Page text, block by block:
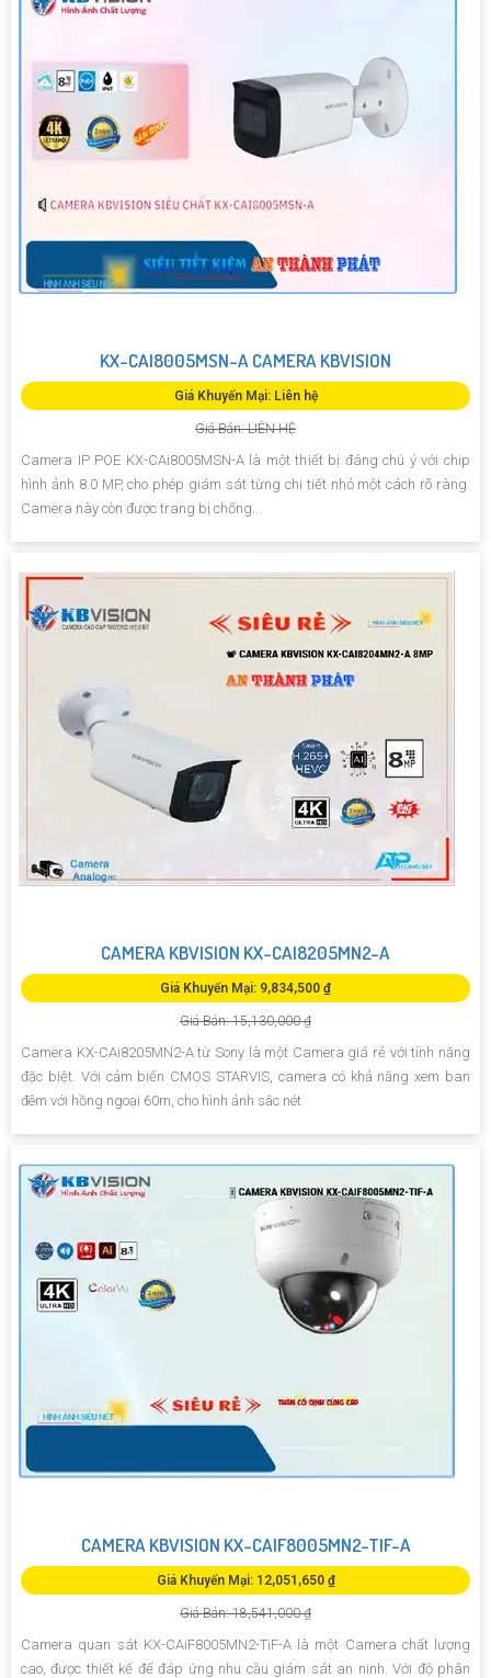
KX-CAI8005MSN-A CAMERA KBVISION
Giá Khuyến Mại: Liên hệ
Giá Bán: LIÊN HỆ
Camera IP POE KX-CAi8005MSN-A là một thiết bị đáng chú ý với chip
hình ảnh 8.0 MP, cho phép giám sát từng chi tiết nhỏ một cách rõ ràng.
Camera này còn được trang bị chống...
CAMERA KBVISION KX-CAI8205MN2-A
Giá Khuyến Mại: 9,834,500 ₫
Giá Bán: 15,130,000 ₫
Camera KX-CAi8205MN2-A từ Sony là một Camera giá rẻ với tính năng
đặc biệt. Với cảm biến CMOS STARVIS, camera có khả năng xem ban
đêm với hồng ngoại 60m, cho hình ảnh sắc nét
CAMERA KBVISION KX-CAIF8005MN2-TIF-A
Giá Khuyến Mại: 12,051,650 ₫
Giá Bán: 18,541,000 ₫
Camera quan sát KX-CAiF8005MN2-TiF-A là một Camera chất lượng
cao, được thiết kế để đáp ứng nhu cầu giám sát an ninh. Với độ phân